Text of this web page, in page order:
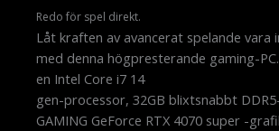
Redo för spel direkt.
Låt kraften av avancerat spelande vara
med denna högpresterande gaming-
en Intel Core i7 14
gen-processor, 32GB blixtsnabbt
GAMING GeForce RTX 4070 super -